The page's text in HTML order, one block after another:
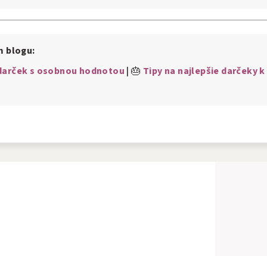
blogu:
s osobnou hodnotou | 🎂 Tipy na najlepšie darčeky k